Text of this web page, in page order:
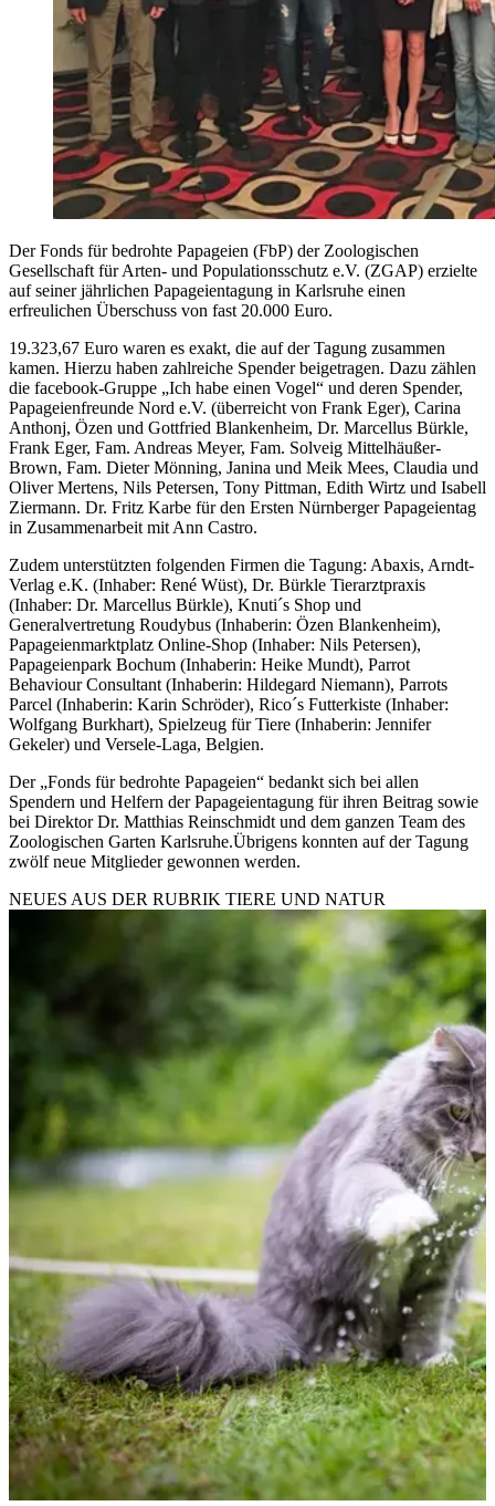
Der Fonds für bedrohte Papageien (FbP) der Zoologischen
Gesellschaft für Arten- und Populationsschutz e.V. (ZGAP) erzielte
auf seiner jährlichen Papageientagung in Karlsruhe einen
erfreulichen Überschuss von fast 20.000 Euro.
19.323,67 Euro waren es exakt, die auf der Tagung zusammen
kamen. Hierzu haben zahlreiche Spender beigetragen. Dazu zählen
die facebook-Gruppe „Ich habe einen Vogel“ und deren Spender,
Papageienfreunde Nord e.V. (überreicht von Frank Eger), Carina
Anthonj, Özen und Gottfried Blankenheim, Dr. Marcellus Bürkle,
Frank Eger, Fam. Andreas Meyer, Fam. Solveig Mittelhäußer-
Brown, Fam. Dieter Mönning, Janina und Meik Mees, Claudia und
Oliver Mertens, Nils Petersen, Tony Pittman, Edith Wirtz und Isabell
Ziermann. Dr. Fritz Karbe für den Ersten Nürnberger Papageientag
in Zusammenarbeit mit Ann Castro.
Zudem unterstützten folgenden Firmen die Tagung: Abaxis, Arndt-
Verlag e.K. (Inhaber: René Wüst), Dr. Bürkle Tierarztpraxis
(Inhaber: Dr. Marcellus Bürkle), Knuti´s Shop und
Generalvertretung Roudybus (Inhaberin: Özen Blankenheim),
Papageienmarktplatz Online-Shop (Inhaber: Nils Petersen),
Papageienpark Bochum (Inhaberin: Heike Mundt), Parrot
Behaviour Consultant (Inhaberin: Hildegard Niemann), Parrots
Parcel (Inhaberin: Karin Schröder), Rico´s Futterkiste (Inhaber:
Wolfgang Burkhart), Spielzeug für Tiere (Inhaberin: Jennifer
Gekeler) und Versele-Laga, Belgien.
Der „Fonds für bedrohte Papageien“ bedankt sich bei allen
Spendern und Helfern der Papageientagung für ihren Beitrag sowie
bei Direktor Dr. Matthias Reinschmidt und dem ganzen Team des
Zoologischen Garten Karlsruhe.Übrigens konnten auf der Tagung
zwölf neue Mitglieder gewonnen werden.
NEUES AUS DER RUBRIK TIERE UND NATUR